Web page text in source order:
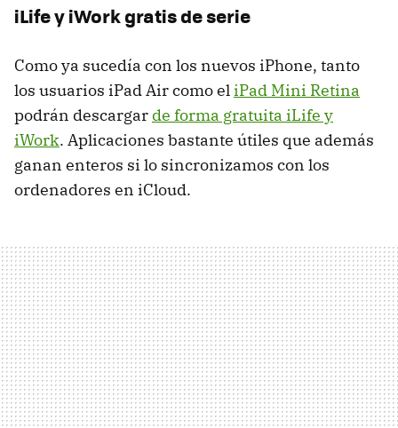
iLife y iWork gratis de serie
Como ya sucedía con los nuevos iPhone, tanto
los usuarios iPad Air como eliPad Mini Retina
podrán descargar de forma gratuita iLife y
iWork. Aplicaciones bastante útiles que además
ganan enteros si lo sincronizamos con los
ordenadores en iCloud.